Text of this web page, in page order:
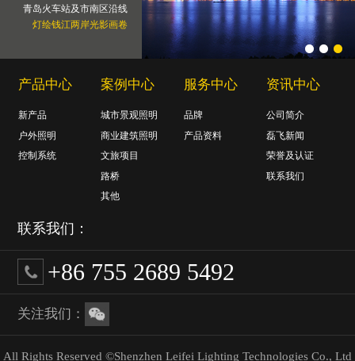
青岛火车站及市南区沿线
灯绘钱江两岸光影画卷
产品中心
新产品
户外照明
控制系统
案例中心
城市景观照明
商业建筑照明
文旅项目
路桥
其他
服务中心
品牌
产品资料
资讯中心
公司简介
磊飞新闻
荣誉及认证
联系我们
联系我们：
+86 755 2689 5492
关注我们：
All Rights Reserved ©Shenzhen Leifei Lighting Technologies Co., Ltd